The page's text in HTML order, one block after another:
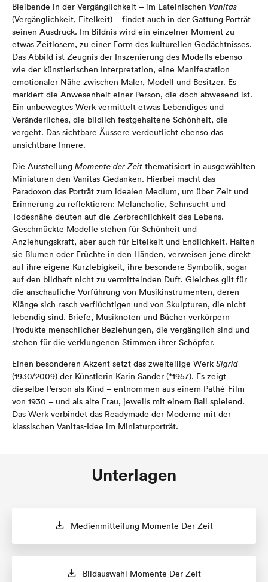
Bleibende in der Vergänglichkeit – im Lateinischen Vanitas
(Vergänglichkeit, Eitelkeit) – findet auch in der Gattung Porträt
seinen Ausdruck. Im Bildnis wird ein einzelner Moment zu
etwas Zeitlosem, zu einer Form des kulturellen Gedächtnisses.
Das Abbild ist Zeugnis der Inszenierung des Modells ebenso
wie der künstlerischen Interpretation, eine Manifestation
emotionaler Nähe zwischen Maler, Modell und Besitzer. Es
markiert die Anwesenheit einer Person, die doch abwesend ist.
Ein unbewegtes Werk vermittelt etwas Lebendiges und
Veränderliches, die bildlich festgehaltene Schönheit, die
vergeht. Das sichtbare Äussere verdeutlicht ebenso das
unsichtbare Innere.
Die Ausstellung Momente der Zeit thematisiert in ausgewählten
Miniaturen den Vanitas-Gedanken. Hierbei macht das
Paradoxon das Porträt zum idealen Medium, um über Zeit und
Erinnerung zu reflektieren: Melancholie, Sehnsucht und
Todesnähe deuten auf die Zerbrechlichkeit des Lebens.
Geschmückte Modelle stehen für Schönheit und
Anziehungskraft, aber auch für Eitelkeit und Endlichkeit. Halten
sie Blumen oder Früchte in den Händen, verweisen jene direkt
auf ihre eigene Kurzlebigkeit, ihre besondere Symbolik, sogar
auf den bildhaft nicht zu vermittelnden Duft. Gleiches gilt für
die anschauliche Vorführung von Musikinstrumenten, deren
Klänge sich rasch verflüchtigen und von Skulpturen, die nicht
lebendig sind. Briefe, Musiknoten und Bücher verkörpern
Produkte menschlicher Beziehungen, die vergänglich sind und
stehen für die verklungenen Stimmen ihrer Schöpfer.
Einen besonderen Akzent setzt das zweiteilige Werk Sigrid
(1930/2009) der Künstlerin Karin Sander (*1957). Es zeigt
dieselbe Person als Kind – entnommen aus einem Pathé-Film
von 1930 – und als alte Frau, jeweils mit einem Ball spielend.
Das Werk verbindet das Readymade der Moderne mit der
klassischen Vanitas-Idee im Miniaturporträt.
Unterlagen
Medienmitteilung Momente Der Zeit
Bildauswahl Momente Der Zeit